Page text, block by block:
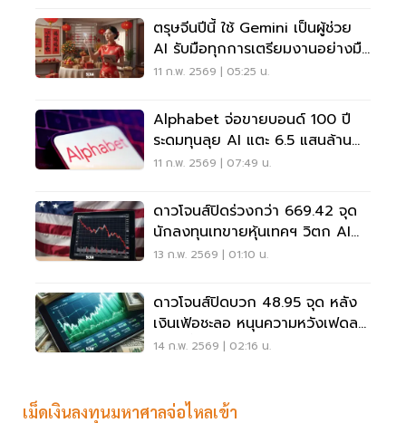
ตรุษจีนปีนี้ ใช้ Gemini เป็นผู้ช่วย
AI รับมือทุกการเตรียมงานอย่างมือ
อาชีพ
11 ก.พ. 2569 | 05:25 น.
Alphabet จ่อขายบอนด์ 100 ปี
ระดมทุนลุย AI แตะ 6.5 แสนล้าน
บาท
11 ก.พ. 2569 | 07:49 น.
ดาวโจนส์ปิดร่วงกว่า 669.42 จุด
นักลงทุนเทขายหุ้นเทคฯ วิตก AI
ก่อภาวะชะงักงัน
13 ก.พ. 2569 | 01:10 น.
ดาวโจนส์ปิดบวก 48.95 จุด หลัง
เงินเฟ้อชะลอ หนุนความหวังเฟดลด
ดอกเบี้ย
14 ก.พ. 2569 | 02:16 น.
เม็ดเงินลงทุนมหาศาลจ่อไหลเข้า